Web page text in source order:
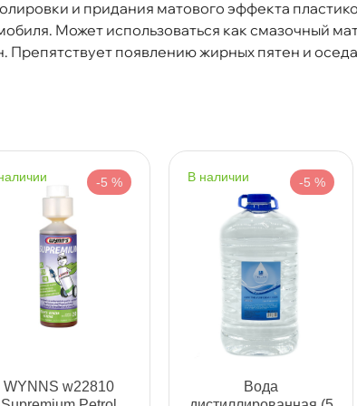
и придания матового эффекта
Может использоваться как смазочный
Препятствует появлению жирных пятен и
-5 %
WYNNS w22810
наличии -5 %
ода
Завтра, 07.08 (при заказе от 2000₽)